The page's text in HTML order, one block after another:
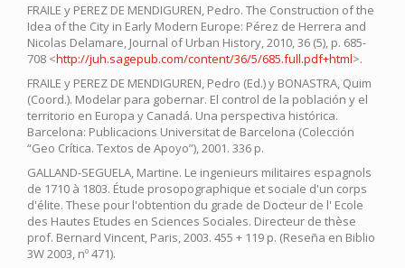
FRAILE y PEREZ DE MENDIGUREN, Pedro. The Construction of the
Idea of the City in Early Modern Europe: Pérez de Herrera and
Nicolas Delamare, Journal of Urban History, 2010, 36 (5), p. 685-
708 <http://juh.sagepub.com/content/36/5/685.full.pdf+html>.
FRAILE y PEREZ DE MENDIGUREN, Pedro (Ed.) y BONASTRA, Quim
(Coord.). Modelar para gobernar. El control de la población y el
territorio en Europa y Canadá. Una perspectiva histórica.
Barcelona: Publicacions Universitat de Barcelona (Colección
“Geo Crítica. Textos de Apoyo”), 2001. 336 p.
GALLAND-SEGUELA, Martine. Le ingenieurs militaires espagnols
de 1710 à 1803. Étude prosopographique et sociale d'un corps
d'élite. These pour l'obtention du grade de Docteur de l' Ecole
des Hautes Etudes en Sciences Sociales. Directeur de thèse
prof. Bernard Vincent, Paris, 2003. 455 + 119 p. (Reseña en Biblio
3W 2003, nº 471).